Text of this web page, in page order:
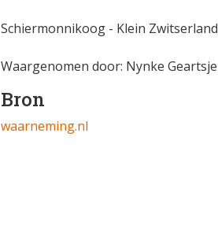
Schiermonnikoog - Klein Zwitserland
Waargenomen door: Nynke Geartsje
Bron
waarneming.nl